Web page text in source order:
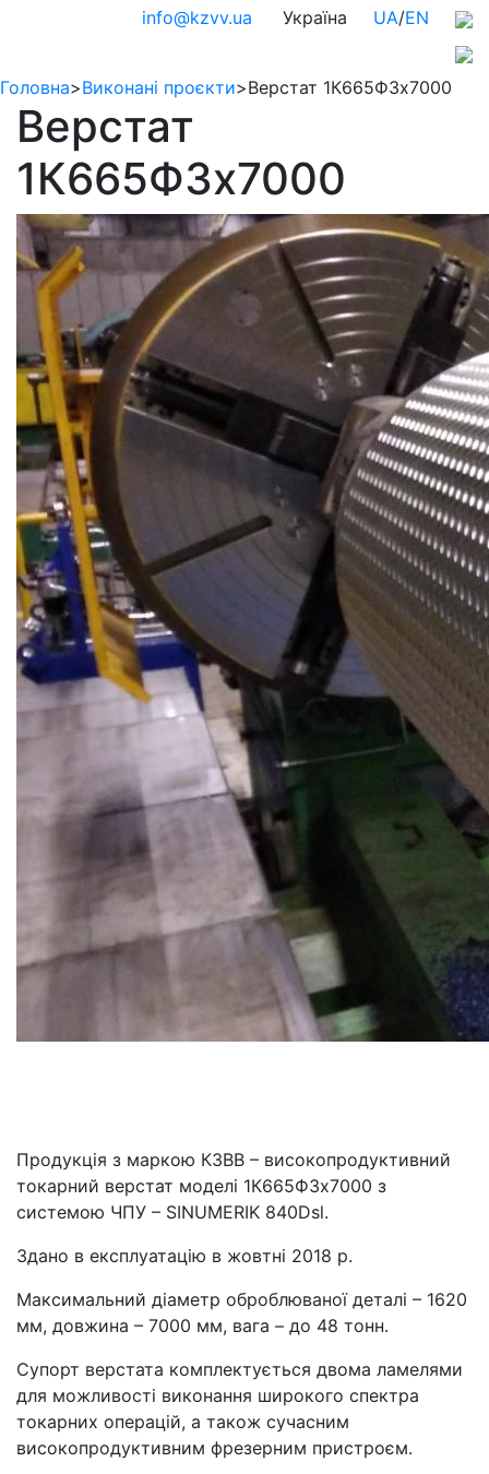
info@kzvv.ua Україна UA/EN
Головна>Виконані проєкти>Верстат 1К665Ф3х7000
Верстат
1К665Ф3х7000
Продукція з маркою КЗВВ – високопродуктивний
токарний верстат моделі 1К665Ф3х7000 з
системою ЧПУ – SINUMERIK 840Dsl.
Здано в експлуатацію в жовтні 2018 р.
Максимальний діаметр оброблюваної деталі – 1620
мм, довжина – 7000 мм, вага – до 48 тонн.
Супорт верстата комплектується двома ламелями
для можливості виконання широкого спектра
токарних операцій, а також сучасним
високопродуктивним фрезерним пристроєм.